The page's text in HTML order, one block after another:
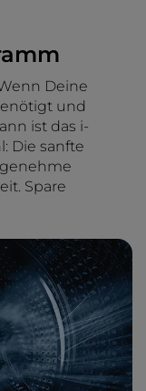
Deine
und
ist das i-
Die sanfte
Spare